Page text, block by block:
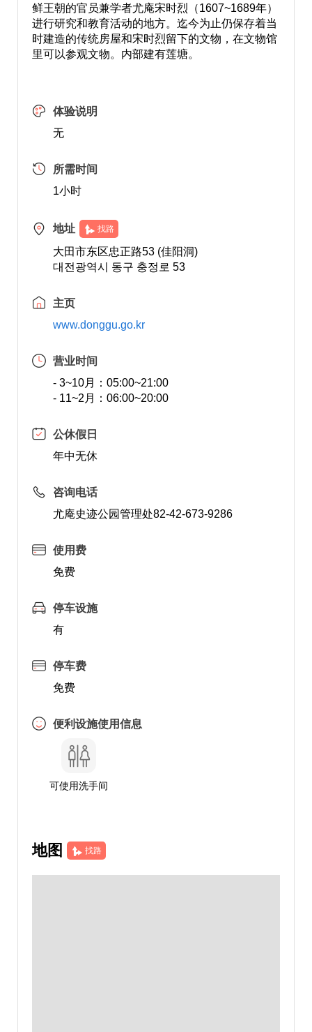
鲜王朝的官员兼学者尤庵宋时烈（1607~1689年）
进行研究和教育活动的地方。迄今为止仍保存着当
时建造的传统房屋和宋时烈留下的文物，在文物馆
里可以参观文物。内部建有莲塘。
体验说明
无
所需时间
1小时
地址 找路
大田市东区忠正路53 (佳阳洞)
대전광역시 동구 충정로 53
主页
www.donggu.go.kr
营业时间
- 3~10月：05:00~21:00
- 11~2月：06:00~20:00
公休假日
年中无休
咨询电话
尤庵史迹公园管理处82-42-673-9286
使用费
免费
停车设施
有
停车费
免费
便利设施使用信息
可使用洗手间
地图 找路